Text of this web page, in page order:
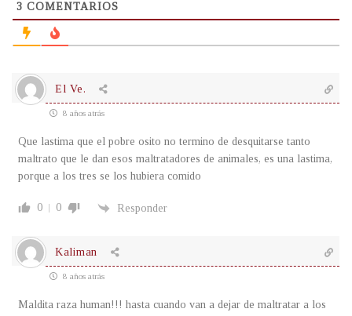
3 COMENTARIOS
El Ve.
8 años atrás
Que lastima que el pobre osito no termino de desquitarse tanto
maltrato que le dan esos maltratadores de animales, es una lastima,
porque a los tres se los hubiera comido
0 0 Responder
Kaliman
8 años atrás
Maldita raza human!!! hasta cuando van a dejar de maltratar a los